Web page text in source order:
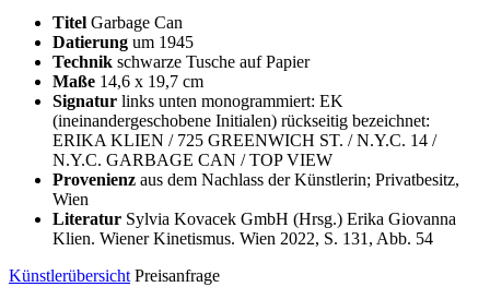
Titel Garbage Can
Datierung um 1945
Technik schwarze Tusche auf Papier
Maße 14,6 x 19,7 cm
Signatur links unten monogrammiert: EK
(ineinandergeschobene Initialen) rückseitig bezeichnet:
ERIKA KLIEN / 725 GREENWICH ST. / N.Y.C. 14 /
N.Y.C. GARBAGE CAN / TOP VIEW
Provenienz aus dem Nachlass der Künstlerin; Privatbesitz,
Wien
Literatur Sylvia Kovacek GmbH (Hrsg.) Erika Giovanna
Klien. Wiener Kinetismus. Wien 2022, S. 131, Abb. 54
Künstlerübersicht Preisanfrage